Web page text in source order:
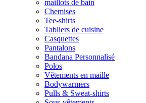
maillots de bain
Chemises
Tee-shirts
Tabliers de cuisine
Casquettes
Pantalons
Bandana Personnalisé
Polos
Vêtements en maille
Bodywarmers
Pulls & Sweat-shirts